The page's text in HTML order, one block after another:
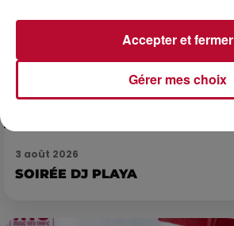
3 août 2026
SOIRÉE DJ PLAYA
Gérer mes choix
Accepter et fermer